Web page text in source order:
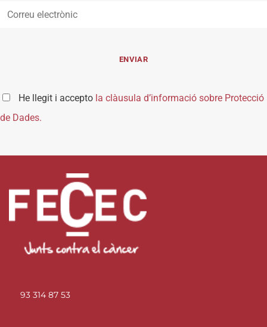
He llegit i accepto la clàusula d’informació sobre Protecció
de Dades.
93 314 87 53